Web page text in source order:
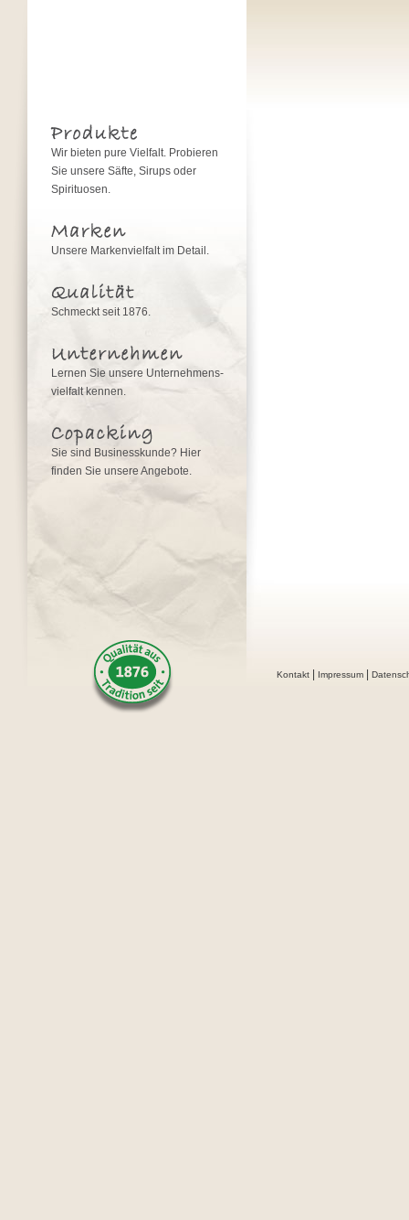
Wir bieten pure Vielfalt. Probieren
Sie unsere Säfte, Sirups oder
Spirituosen.
Unsere Markenvielfalt im Detail.
Schmeckt seit 1876.
Lernen Sie unsere Unternehmens­
vielfalt kennen.
Sie sind Businesskunde? Hier
finden Sie unsere Angebote.
Kontakt Impressum